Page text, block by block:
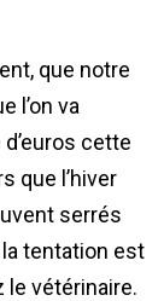
que notre
l’on va
cette
que l’hiver
serrés
la tentation est
le vétérinaire.